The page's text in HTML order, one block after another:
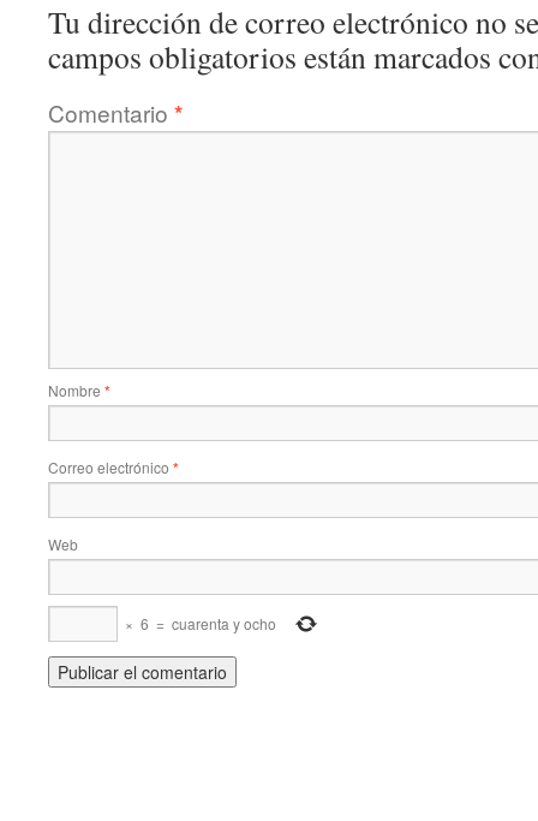
Tu dirección de correo electrónico no
campos obligatorios están marcados
Comentario *
Nombre *
Correo electrónico *
Web
× 6 = cuarenta y ocho